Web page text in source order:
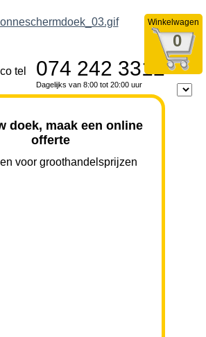
Winkelwagen
0
074 242 3312
Dagelijks van 8:00 tot 20:00 uur
doek, maak een online
offerte
voor groothandelsprijzen